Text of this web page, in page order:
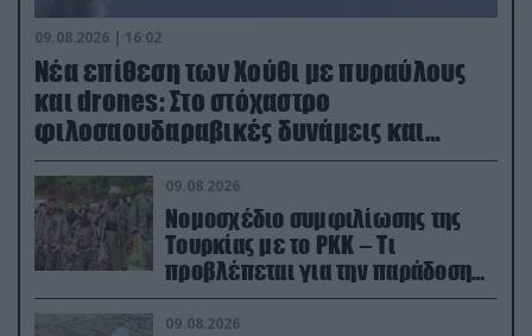
09.08.2026 | 16:02
Νέα επίθεση των Χούθι με πυραύλους
και drones: Στο στόχαστρο
φιλοσαουδαραβικές δυνάμεις και
εγκαταστάσεις
09.08.2026
Νομοσχέδιο συμφιλίωσης της
Τουρκίας με το ΡΚΚ – Τι
προβλέπεται για την παράδοση
των όπλων
09.08.2026